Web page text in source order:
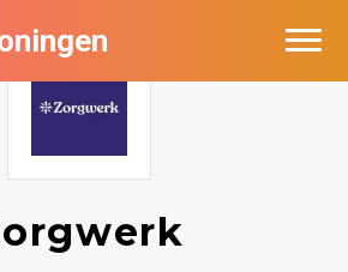
in Groningen